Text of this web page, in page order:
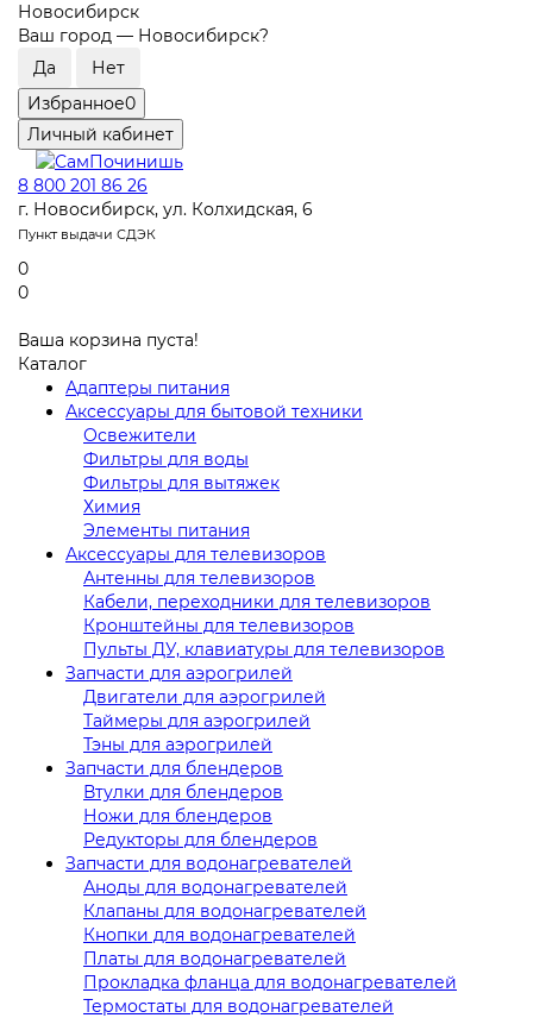
Новосибирск
Ваш город — Новосибирск?
Избранное0
Личный кабинет
8 800 201 86 26
г. Новосибирск, ул. Колхидская, 6
Пункт выдачи СДЭК
0
0
Ваша корзина пуста!
Каталог
Адаптеры питания
Аксессуары для бытовой техники
Освежители
Фильтры для воды
Фильтры для вытяжек
Химия
Элементы питания
Аксессуары для телевизоров
Антенны для телевизоров
Кабели, переходники для телевизоров
Кронштейны для телевизоров
Пульты ДУ, клавиатуры для телевизоров
Запчасти для аэрогрилей
Двигатели для аэрогрилей
Таймеры для аэрогрилей
Тэны для аэрогрилей
Запчасти для блендеров
Втулки для блендеров
Ножи для блендеров
Редукторы для блендеров
Запчасти для водонагревателей
Аноды для водонагревателей
Клапаны для водонагревателей
Кнопки для водонагревателей
Платы для водонагревателей
Прокладка фланца для водонагревателей
Термостаты для водонагревателей